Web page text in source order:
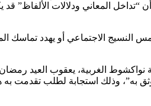
المعاني ودلالات الألفاظ” قد
الاجتماعي أو يهدد تماسك
الغربية، يعقوب العيد رمضان،
به”، وذلك استجابة لطلب تقدمت به